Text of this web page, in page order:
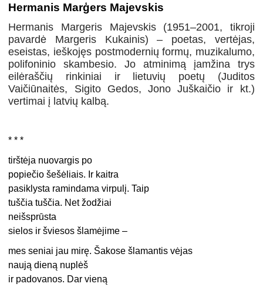
Hermanis Marģers Majevskis
Hermanis Margeris Majevskis (1951–2001, tikroji
pavardė Margeris Kukainis) – poetas, vertėjas,
eseistas, ieškojęs postmodernių formų, muzikalumo,
polifoninio skambesio. Jo atminimą įamžina trys
eilėraščių rinkiniai ir lietuvių poetų (Juditos
Vaičiūnaitės, Sigito Gedos, Jono Juškaičio ir kt.)
vertimai į latvių kalbą.
* * *
tirštėja nuovargis po
popiečio šešėliais. Ir kaitra
pasiklysta ramindama virpulį. Taip
tuščia tuščia. Net žodžiai
neišsprūsta
sielos ir šviesos šlamėjime –
mes seniai jau mirę. Šakose šlamantis vėjas
naują dieną nuplėš
ir padovanos. Dar vieną